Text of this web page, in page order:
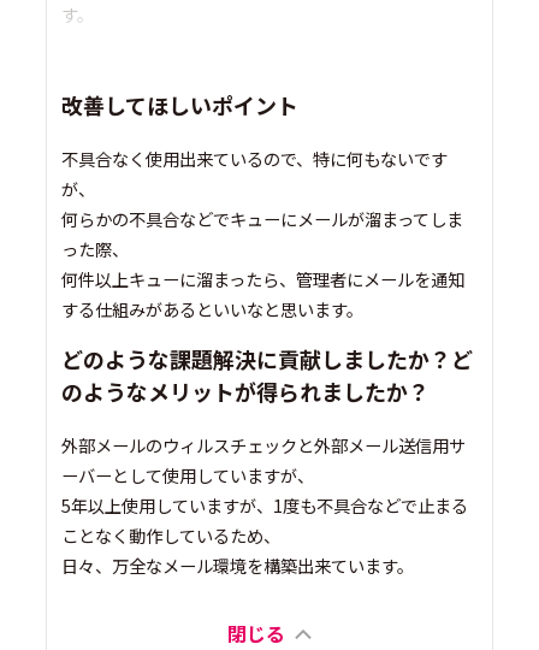
す。
改善してほしいポイント
不具合なく使用出来ているので、特に何もないです
が、
何らかの不具合などでキューにメールが溜まってしま
った際、
何件以上キューに溜まったら、管理者にメールを通知
する仕組みがあるといいなと思います。
どのような課題解決に貢献しましたか？ど
のようなメリットが得られましたか？
外部メールのウィルスチェックと外部メール送信用サ
ーバーとして使用していますが、
5年以上使用していますが、1度も不具合などで止まる
ことなく動作しているため、
日々、万全なメール環境を構築出来ています。
閉じる